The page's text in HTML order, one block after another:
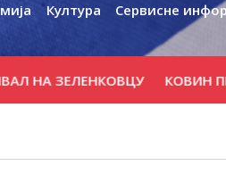
Култура Сервисне
КОВИН